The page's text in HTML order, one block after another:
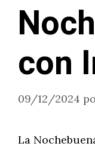
con
09/12/2024
La